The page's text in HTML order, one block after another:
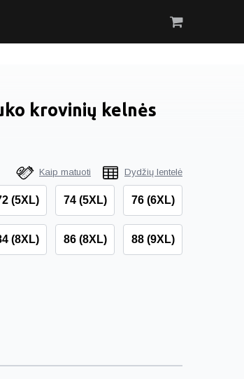
krovinių kelnės
Kaip matuoti Dydžių lentelė
(5XL) 74 (5XL) 76 (6XL)
(8XL) 86 (8XL) 88 (9XL)